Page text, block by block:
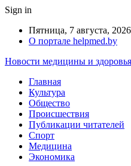
Sign in
Пятница, 7 августа, 2026
О портале helpmed.by
Новости медицины и здоровья
Главная
Культура
Общество
Происшествия
Публикации читателей
Спорт
Медицина
Экономика